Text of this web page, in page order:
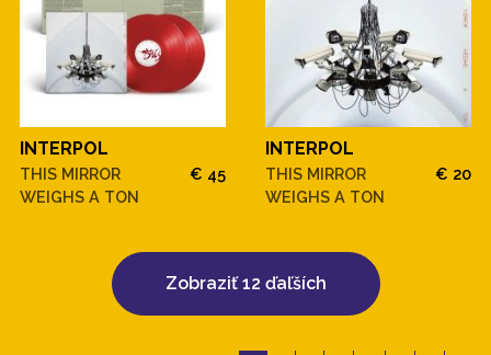
INTERPOL
THIS MIRROR
WEIGHS A TON
€ 45
INTERPOL
THIS MIRROR
WEIGHS A TON
€ 20
Zobraziť 12 ďaľších